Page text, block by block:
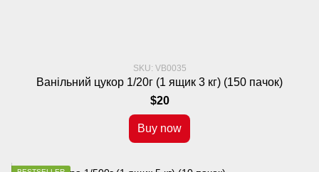
SKU: VB0035
Ванільний цукор 1/20г (1 ящик 3 кг) (150 пачок)
$20
Buy now